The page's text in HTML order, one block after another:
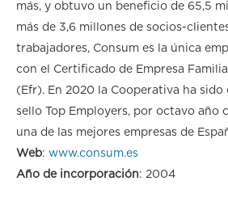
más, y obtuvo un beneficio de 65,5
más de 3,6 millones de socios-
trabajadores, Consum es la única
con el Certificado de Empresa
(Efr). En 2020 la Cooperativa ha sido
sello Top Employers, por octavo año
una de las mejores empresas de
Web: www.consum.es
Año de incorporación: 2004